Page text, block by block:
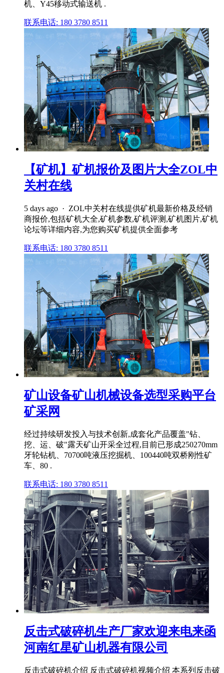
机、Y45移动式输送机 .
联系电话: 180 3780 8511
【矿机】矿机报价及图片大全ZOL中
关村在线
5 days ago · ZOL中关村在线提供矿机最新价格及经销
商报价,包括矿机大全,矿机参数,矿机评测,矿机图片,矿机
论坛等详细内容,为您购买矿机提供全面参考
联系电话: 180 3780 8511
矿山设备矿山机械设备选型采购平台
矿采网
经过持续研发投入与技术创新,成套化产品覆盖"钻、
挖、运、破"露天矿山开采全过程,目前已形成250270mm
牙轮钻机、70700吨液压挖掘机、100440吨双桥刚性矿
车、80 .
联系电话: 180 3780 8511
反击式破碎机生产厂家欢迎来电来函
河南红星矿山机器有限公司
反击式破碎机介绍 反击式破碎机视频介绍 本系列反击破